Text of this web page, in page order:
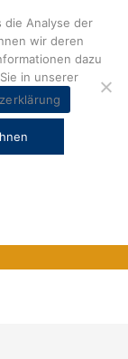
und
die Analyse der
wir deren
dazu
in unserer